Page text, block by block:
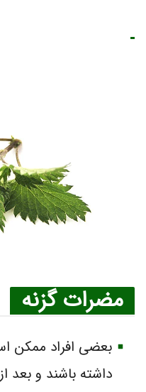
مضرات گزنه
بعضی افراد ممکن
داشته باشند و بعد